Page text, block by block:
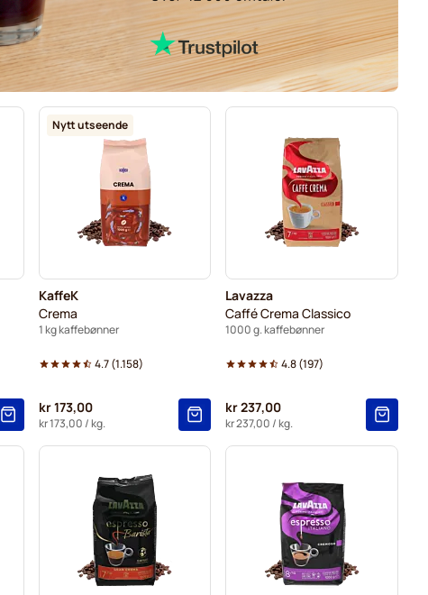
Nytt utseende
KaffeK
Crema
1 kg kaffebønner
4.7(1.158)
kr 173,00
kr 173,00 / kg.
Lavazza
Caffé Crema Classico
1000 g. kaffebønner
4.8(197)
kr 237,00
kr 237,00 / kg.